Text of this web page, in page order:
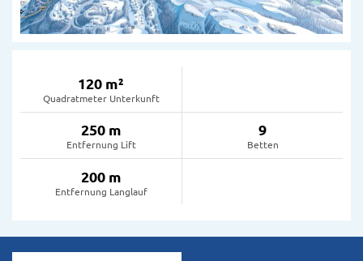
120 m²
Quadratmeter Unterkunft
250 m
Entfernung Lift
9
Betten
200 m
Entfernung Langlauf